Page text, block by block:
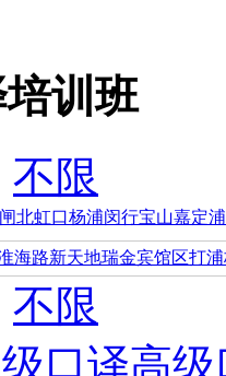
训班
不限
闸北虹口杨浦闵行宝山嘉定
海路新天地瑞金宾馆区打
不限
口译高